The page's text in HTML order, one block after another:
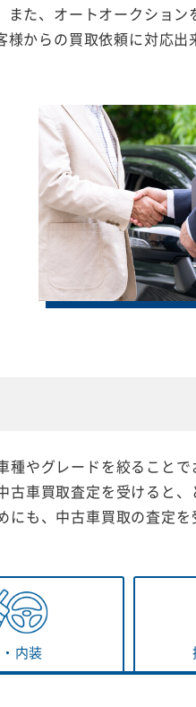
た、オートオークション
からの買取依頼に対応出
やグレードを絞ること
車買取査定を受けると
も、中古車買取の査定
内装